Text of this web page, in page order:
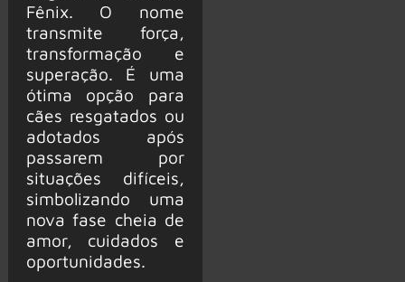
Fênix. O nome
transmite força,
transformação e
superação. É uma
ótima opção para
cães resgatados ou
adotados após
passarem por
situações difíceis,
simbolizando uma
nova fase cheia de
amor, cuidados e
oportunidades.